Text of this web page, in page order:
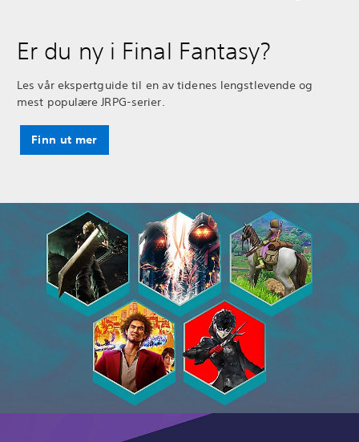
Er du ny i Final Fantasy?
Les vår ekspertguide til en av tidenes lengstlevende og
mest populære JRPG-serier.
Finn ut mer